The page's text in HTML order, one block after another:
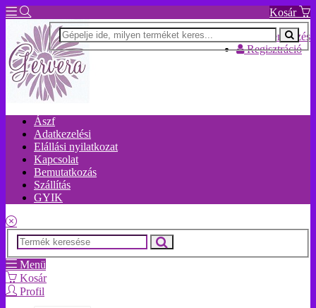
Kosár
Bejelentkezés
Regisztráció
Ászf
Adatkezelési
Elállási nyilatkozat
Kapcsolat
Bemutatkozás
Szállítás
GYIK
Menü
Kosár
Profil